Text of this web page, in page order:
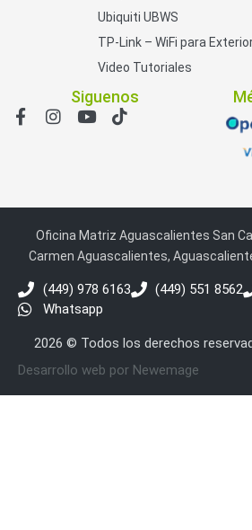
Ubiquiti UBWS
TP-Link – WiFi para
Video Tutoriales
Siguenos
Oficina Matriz Aguascalientes San
Carmen Aguascalientes,
(449) 978 6163 (449) 551 8562
Whatsapp
2026 © Todos los derechos
Desarrollo web por Newemage